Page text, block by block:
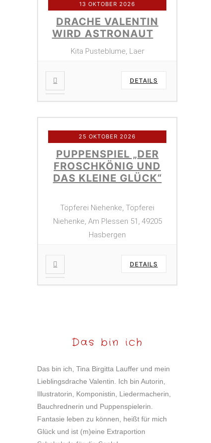
13 OKTOBER 2026
DRACHE VALENTIN
WIRD ASTRONAUT
Kita Pusteblume, Laer
DETAILS
25 OKTOBER 2026
PUPPENSPIEL „DER
FROSCHKÖNIG UND
DAS KLEINE GLÜCK“
Töpferei Niehenke, Töpferei
Niehenke, Am Plessen 51, 49205
Hasbergen
DETAILS
Das bin ich
Das bin ich, Tina Birgitta Lauffer und mein
Lieblingsdrache Valentin. Ich bin Autorin,
Illustratorin, Komponistin, Liedermacherin,
Bauchrednerin und Puppenspielerin.
Fantasie leben zu können, heißt für mich
Glück und ist (m)eine Extraportion